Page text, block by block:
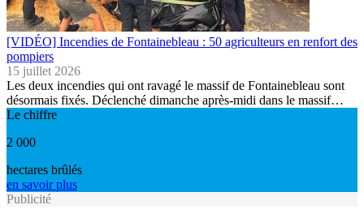
[VIDÉO] Incendies de Fontainebleau : 50 agriculteurs en renfort des
pompiers
15 juillet 2026
Les deux incendies qui ont ravagé le massif de Fontainebleau sont
désormais fixés. Déclenché dimanche après-midi dans le massif…
Le chiffre
2 000
hectares brûlés
en savoir plus
Publicité